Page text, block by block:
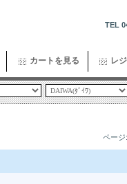
TEL
カートを見る レ
ページ: